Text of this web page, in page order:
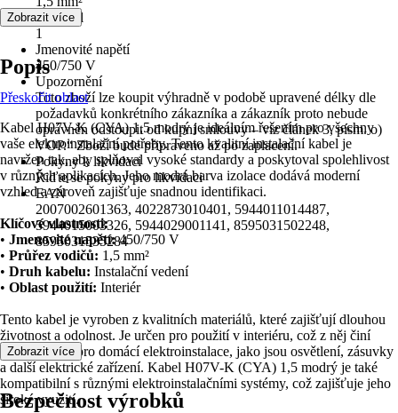
Počet žil
1
Jmenovité napětí
450/750 V
Upozornění
Toto zboží lze koupit výhradně v podobě upravené délky dle
požadavků konkrétního zákazníka a zákazník proto nebude
oprávněn odstoupit od kupní smlouvy – viz článek 3, písm. o)
VOP.“ Zboží bude připraveno až po zaplacení.
Pokyny k likvidaci
Řiďte se pokyny pro likvidaci
EAN
2007002601363, 4022873010401, 5944011014487,
5944015003326, 5944029001141, 8595031502248,
8595031535284
Zobrazit více
Popis
Přeskočit oblast
Kabel H07V-K (CYA) 1,5 modrý je ideálním řešením pro všechny
vaše elektroinstalační potřeby. Tento kvalitní instalační kabel je
navržen tak, aby splňoval vysoké standardy a poskytoval spolehlivost
v různých aplikacích. Jeho modrá barva izolace dodává moderní
vzhled a zároveň zajišťuje snadnou identifikaci.
Klíčové vlastnosti:
• Jmenovité napětí:450/750 V
• Průřez vodičů: 1,5 mm²
• Druh kabelu: Instalační vedení
• Oblast použití: Interiér
Tento kabel je vyroben z kvalitních materiálů, které zajišťují dlouhou
životnost a odolnost. Je určen pro použití v interiéru, což z něj činí
ideální volbu pro domácí elektroinstalace, jako jsou osvětlení, zásuvky
a další elektrické zařízení. Kabel H07V-K (CYA) 1,5 modrý je také
kompatibilní s různými elektroinstalačními systémy, což zajišťuje jeho
široké využití.
Zobrazit více
Bezpečnost výrobků